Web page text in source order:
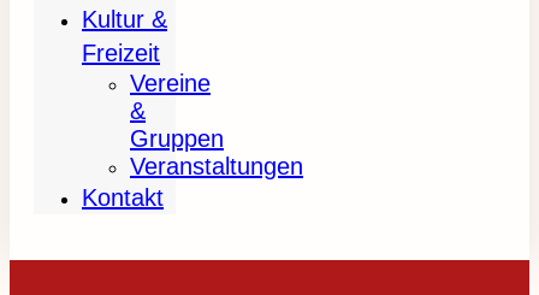
Kultur &
Freizeit
Vereine
&
Gruppen
Veranstaltungen
Kontakt